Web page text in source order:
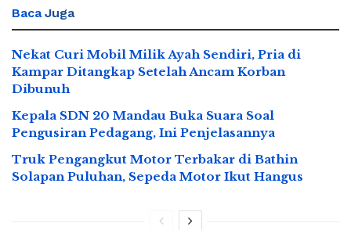
Baca Juga
Nekat Curi Mobil Milik Ayah Sendiri, Pria di
Kampar Ditangkap Setelah Ancam Korban
Dibunuh
Kepala SDN 20 Mandau Buka Suara Soal
Pengusiran Pedagang, Ini Penjelasannya
Truk Pengangkut Motor Terbakar di Bathin
Solapan Puluhan, Sepeda Motor Ikut Hangus